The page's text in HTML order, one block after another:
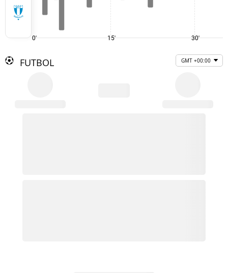
0' 15' 30'
FUTBOL GMT +00:00